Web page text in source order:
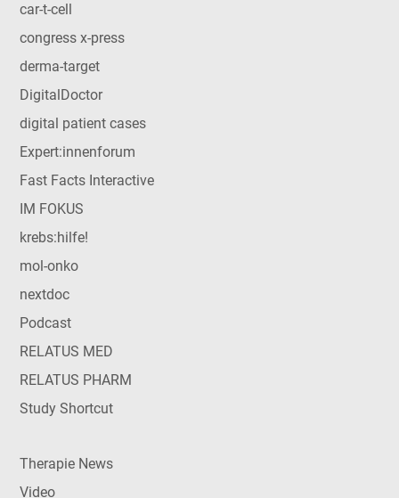
car-t-cell
congress x-press
derma-target
DigitalDoctor
digital patient cases
Expert:innenforum
Fast Facts Interactive
IM FOKUS
krebs:hilfe!
mol-onko
nextdoc
Podcast
RELATUS MED
RELATUS PHARM
Study Shortcut
Therapie News
Video